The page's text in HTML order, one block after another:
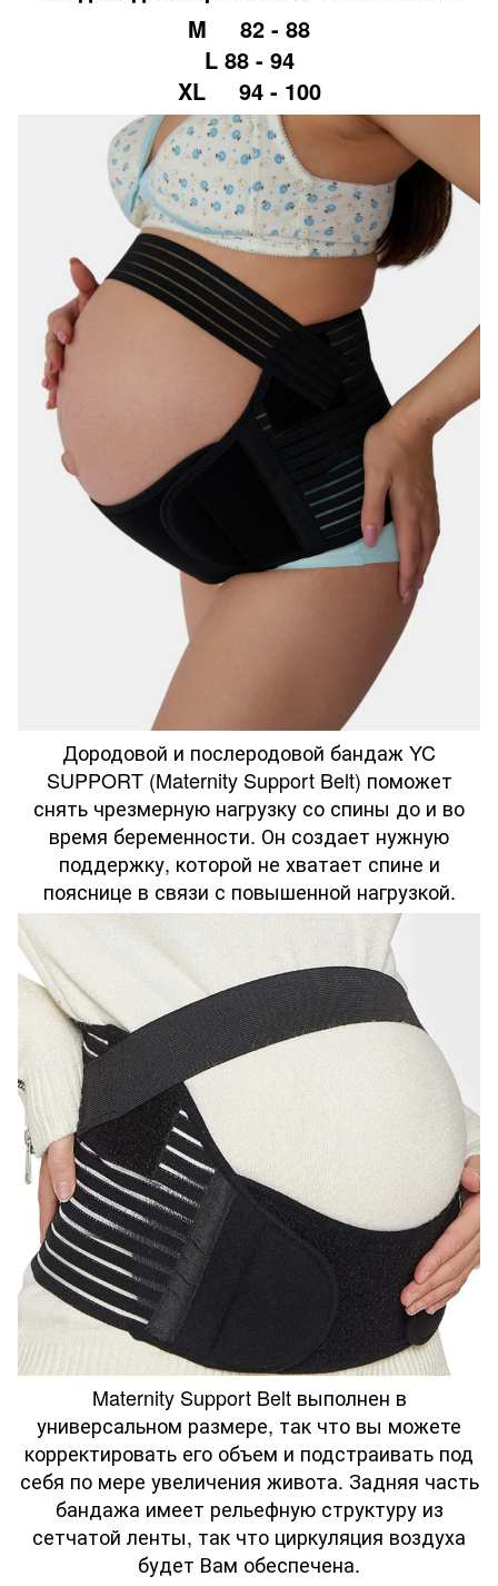
M 82 - 88
L 88 - 94
XL 94 - 100
Дородовой и послеродовой бандаж YC
SUPPORT (Maternity Support Belt) поможет
снять чрезмерную нагрузку со спины до и во
время беременности. Он создает нужную
поддержку, которой не хватает спине и
пояснице в связи с повышенной нагрузкой.
Maternity Support Belt выполнен в
универсальном размере, так что вы можете
корректировать его объем и подстраивать под
себя по мере увеличения живота. Задняя часть
бандажа имеет рельефную структуру из
сетчатой ленты, так что циркуляция воздуха
будет Вам обеспечена.